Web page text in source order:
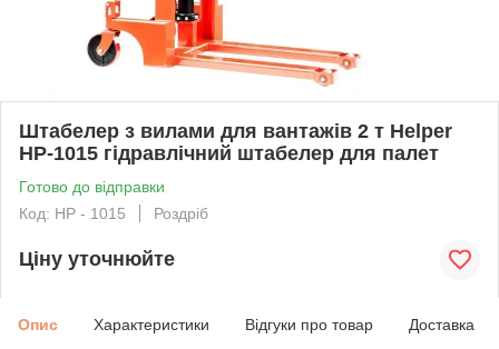
Штабелер з вилами для вантажів 2 т Helper
HP-1015 гідравлічний штабелер для палет
Готово до відправки
Код: HP - 1015
Роздріб
Ціну уточнюйте
Опис Характеристики Відгуки про товар Доставка